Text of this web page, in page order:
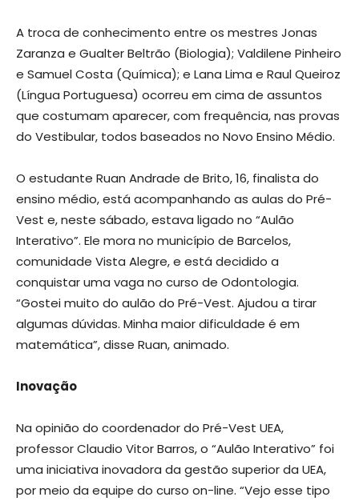
A troca de conhecimento entre os mestres Jonas
Zaranza e Gualter Beltrão (Biologia); Valdilene Pinheiro
e Samuel Costa (Química); e Lana Lima e Raul Queiroz
(Língua Portuguesa) ocorreu em cima de assuntos
que costumam aparecer, com frequência, nas provas
do Vestibular, todos baseados no Novo Ensino Médio.
O estudante Ruan Andrade de Brito, 16, finalista do
ensino médio, está acompanhando as aulas do Pré-
Vest e, neste sábado, estava ligado no “Aulão
Interativo”. Ele mora no município de Barcelos,
comunidade Vista Alegre, e está decidido a
conquistar uma vaga no curso de Odontologia.
“Gostei muito do aulão do Pré-Vest. Ajudou a tirar
algumas dúvidas. Minha maior dificuldade é em
matemática”, disse Ruan, animado.
Inovação
Na opinião do coordenador do Pré-Vest UEA,
professor Claudio Vitor Barros, o “Aulão Interativo” foi
uma iniciativa inovadora da gestão superior da UEA,
por meio da equipe do curso on-line. “Vejo esse tipo